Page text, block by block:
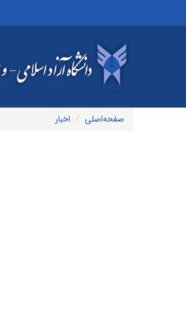
صفحه‌اصلی اخبار